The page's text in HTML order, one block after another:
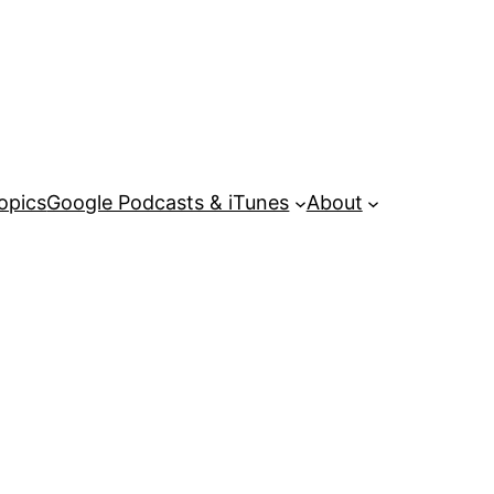
Google Podcasts & iTunes About